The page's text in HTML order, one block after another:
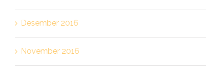
Desember 2016
November 2016